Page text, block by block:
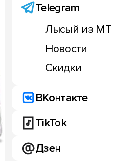
Telegram
Лысый из МТ
Новости
Скидки
ВКонтакте
TikTok
Дзен